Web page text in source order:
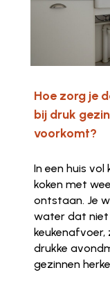
Hoe zorg je
bij druk
voorkomt?
In een huis vol
koken met
ontstaan. Je
water dat
keukenafvoer,
drukke
gezinnen